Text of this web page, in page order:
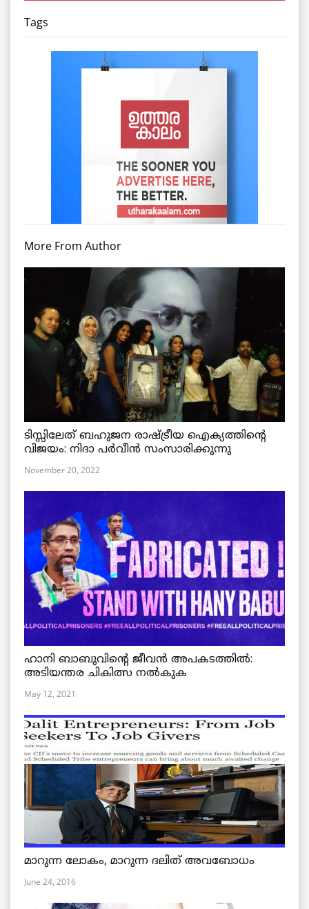
Tags
More From Author
ടിസ്സിലേത് ബഹുജന രാഷ്ട്രീയ ഐക്യത്തിന്റെ
വിജയം: നിദാ പർവീൻ സംസാരിക്കുന്നു
November 20, 2022
ഹാനി ബാബുവിന്റെ ജീവൻ അപകടത്തിൽ:
അടിയന്തര ചികിത്സ നൽകുക
May 12, 2021
മാറുന്ന ലോകം, മാറുന്ന ദലിത് അവബോധം
June 24, 2016